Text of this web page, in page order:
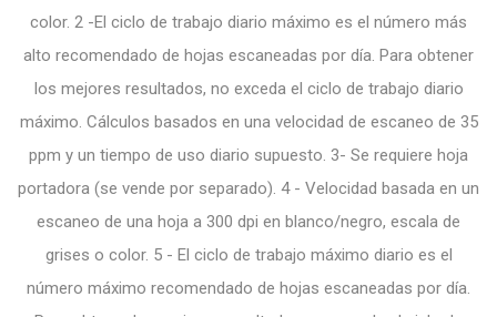
color. 2 -El ciclo de trabajo diario máximo es el número más
alto recomendado de hojas escaneadas por día. Para obtener
los mejores resultados, no exceda el ciclo de trabajo diario
máximo. Cálculos basados en una velocidad de escaneo de 35
ppm y un tiempo de uso diario supuesto. 3- Se requiere hoja
portadora (se vende por separado). 4 - Velocidad basada en un
escaneo de una hoja a 300 dpi en blanco/negro, escala de
grises o color. 5 - El ciclo de trabajo máximo diario es el
número máximo recomendado de hojas escaneadas por día.